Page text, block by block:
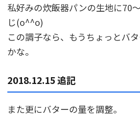
私好みの炊飯器パンの生地に70
じ(o^^o)
この調子なら、もうちょっとバ
かな。
2018.12.15 追記
また更にバターの量を調整。